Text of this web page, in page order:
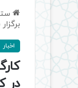
اخبار
در